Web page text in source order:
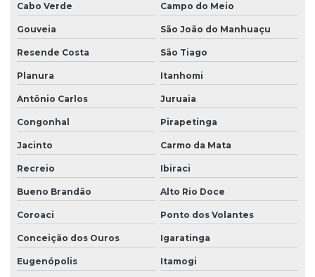
Cabo Verde Campo do Meio
Gouveia São João do Manhuaçu
Resende Costa São Tiago
Planura Itanhomi
Antônio Carlos Juruaia
Congonhal Pirapetinga
Jacinto Carmo da Mata
Recreio Ibiraci
Bueno Brandão Alto Rio Doce
Coroaci Ponto dos Volantes
Conceição dos Ouros Igaratinga
Eugenópolis Itamogi